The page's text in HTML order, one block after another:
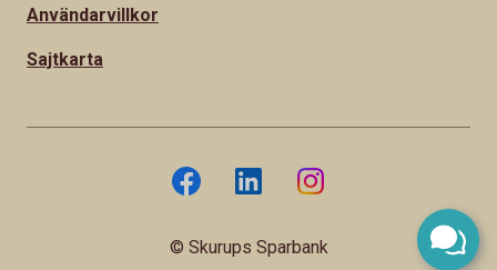
Användarvillkor
Sajtkarta
© Skurups Sparbank